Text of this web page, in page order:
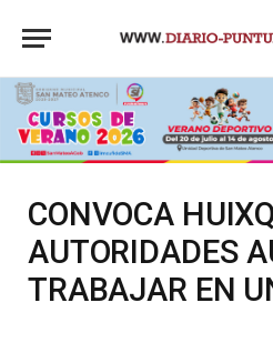
CONVOCA
AUTORIDADES
TRABAJAR EN